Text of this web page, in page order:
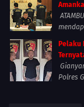
Pelaku
Polres